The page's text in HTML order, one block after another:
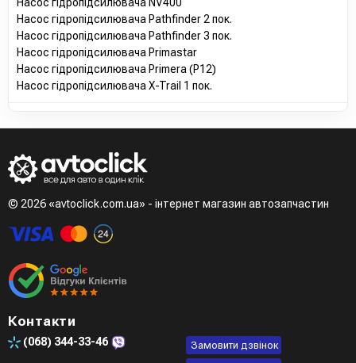
Насос гідропідсилювача Pathfinder 2 пок.
Насос гідропідсилювача Pathfinder 3 пок.
Насос гідропідсилювача Primastar
Насос гідропідсилювача Primera (P12)
Насос гідропідсилювача X-Trail 1 пок.
© 2026 «avtoclick.com.ua» - інтернет магазин автозапчастин
Контакти
(068) 344-33-46
Замовити дзвінок